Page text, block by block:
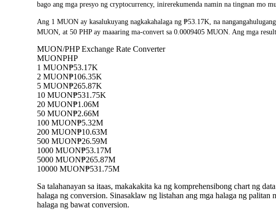
bago ang mga presyo ng cryptocurrency, inirerekumenda namin na tingnan mo
Ang 1 MUON ay kasalukuyang nagkakahalaga ng ₱53.17K, na
MUON, at 50 PHP ay maaaring ma-convert sa 0.0009405 MUON. Ang mga
MUON/PHP Exchange Rate Converter
MUONPHP
1 MUON₱53.17K
2 MUON₱106.35K
5 MUON₱265.87K
10 MUON₱531.75K
20 MUON₱1.06M
50 MUON₱2.66M
100 MUON₱5.32M
200 MUON₱10.63M
500 MUON₱26.59M
1000 MUON₱53.17M
5000 MUON₱265.87M
10000 MUON₱531.75M
Sa talahanayan sa itaas, makakakita ka ng komprehensibong chart ng
halaga ng conversion. Sinasaklaw ng listahan ang mga halaga ng
halaga ng bawat conversion.